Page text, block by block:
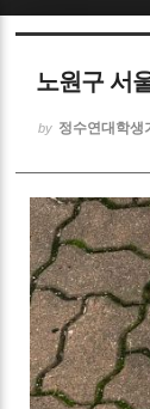
노원구 서
by 정수연대학생